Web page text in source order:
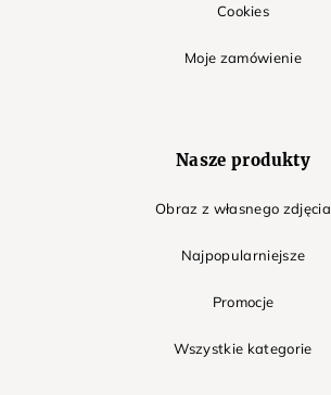
Cookies
Moje zamówienie
Nasze produkty
Obraz z własnego zdjęcia
Najpopularniejsze
Promocje
Wszystkie kategorie